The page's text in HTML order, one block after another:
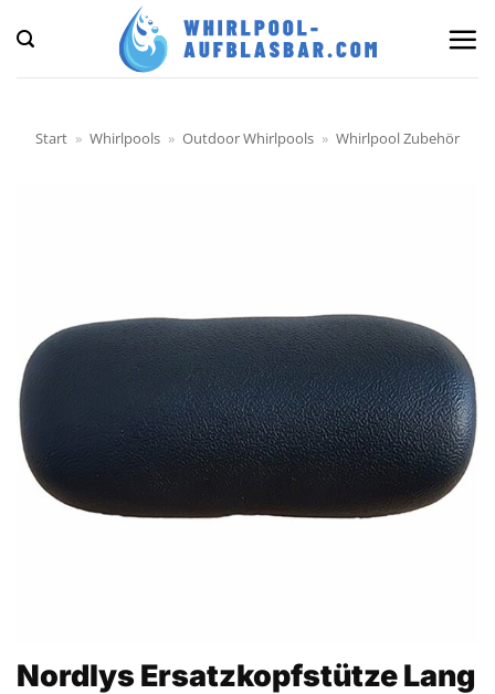
Inhalt
springen
Start » Whirlpools » Outdoor Whirlpools » Whirlpool Zubehör
Nordlys Ersatzkopfstütze Lang